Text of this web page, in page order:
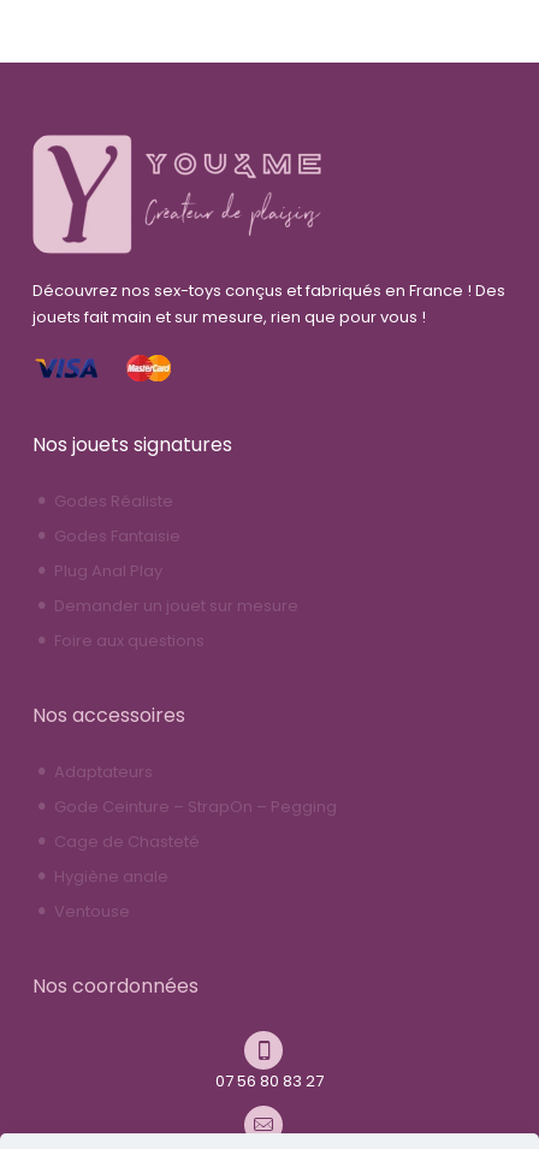
Découvrez nos sex-toys conçus et fabriqués en France ! Des
jouets fait main et sur mesure, rien que pour vous !
Nos jouets signatures
Godes Réaliste
Godes Fantaisie
Plug Anal Play
Demander un jouet sur mesure
Foire aux questions
Nos accessoires
Adaptateurs
Gode Ceinture – StrapOn – Pegging
Cage de Chasteté
Hygiène anale
Ventouse
Nos coordonnées
07 56 80 83 27